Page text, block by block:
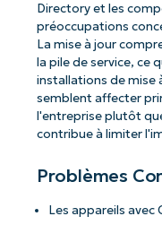
Directory et les
préoccupations
La mise à jour
la pile de service, ce
installations de mise
semblent affecter
l'entreprise plutôt
contribue à limiter
Problèmes
Les appareils avec